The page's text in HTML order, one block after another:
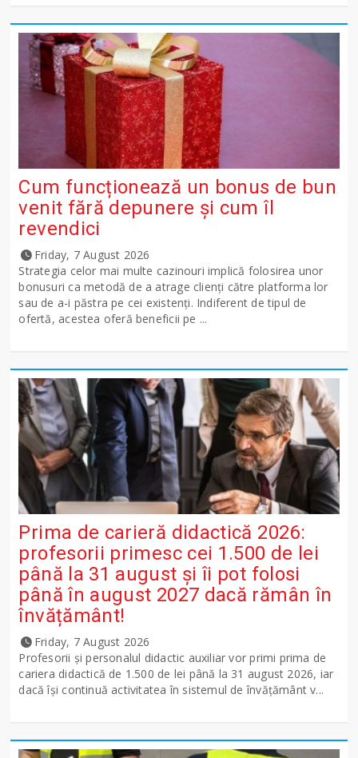
Cum funcționează un bonus de bun
venit fără depunere și cum îl
revendici
Friday, 7 August 2026
Strategia celor mai multe cazinouri implică folosirea unor
bonusuri ca metodă de a atrage clienți către platforma lor
sau de a-i păstra pe cei existenți. Indiferent de tipul de
ofertă, acestea oferă beneficii pe ...
Prima de carieră didactică 2026:
profesorii primesc cei 1.500 de lei
până la 31 august și îi pot folosi
până în august 2027 dacă rămân în
învățământ!
Friday, 7 August 2026
Profesorii și personalul didactic auxiliar vor primi prima de
cariera didactică de 1.500 de lei până la 31 august 2026, iar
dacă își continuă activitatea în sistemul de învățământ v...